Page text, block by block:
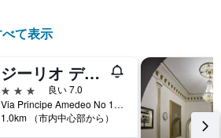
て表示
ジーリオ デロペラ ホテル
3つ星
良い 7.0
Via Principe Amedeo No 14, ローマ, イタリア
1.0km （市内中心部から）